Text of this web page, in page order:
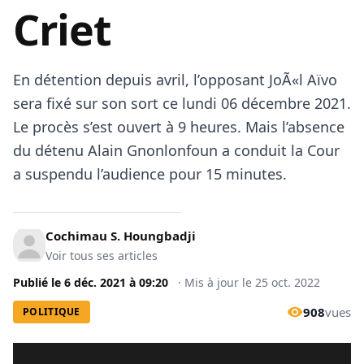
Criet
En détention depuis avril, l’opposant JoÃ«l Aïvo
sera fixé sur son sort ce lundi 06 décembre 2021.
Le procès s’est ouvert à 9 heures. Mais l’absence
du détenu Alain Gnonlonfoun a conduit la Cour
a suspendu l’audience pour 15 minutes.
Cochimau S. Houngbadji
Voir tous ses articles
Publié le 6 déc. 2021 à 09:20 · Mis à jour le 25 oct. 2022
POLITIQUE 908vues